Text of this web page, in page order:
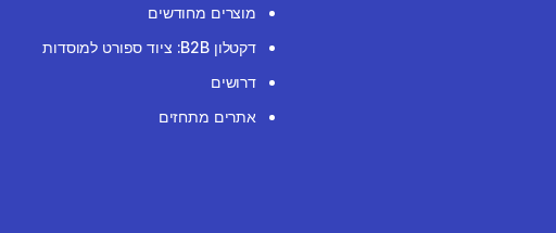
מוצרים מחודשים
דקטלון B2B: ציוד ספורט למוסדות
דרושים
אתרים מתחזים